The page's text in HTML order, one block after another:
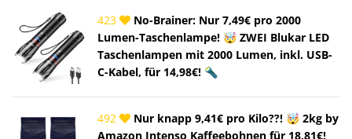
423
No-Brainer: Nur 7,49€ pro 2000
Lumen-Taschenlampe! 🤯 ZWEI Blukar LED
Taschenlampen mit 2000 Lumen, inkl. USB-
C-Kabel, für 14,98€! 🔦
492
Nur knapp 9,41€ pro Kilo??! 🤯 2kg by
Amazon Intenso Kaffeebohnen für 18,81€!